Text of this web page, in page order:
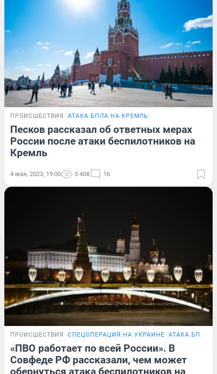
ПРОИСШЕСТВИЯ АТАКА БПЛА НА КРЕМЛЬ
Песков рассказал об ответных мерах
России после атаки беспилотников на
Кремль
4 мая, 2023, 19:00 5 408 16
ПРОИСШЕСТВИЯ СПЕЦОПЕРАЦИЯ НА УКРАИНЕ АТАКА БПЛА
«ПВО работает по всей России». В
Совфеде РФ рассказали, чем может
обернуться атака беспилотников на